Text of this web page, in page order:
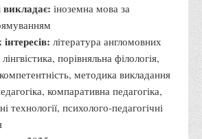
іноземна мова за
література англомовних
порівняльна філологія,
методика викладання
компаративна педагогіка,
технології, психолого-педагогічні